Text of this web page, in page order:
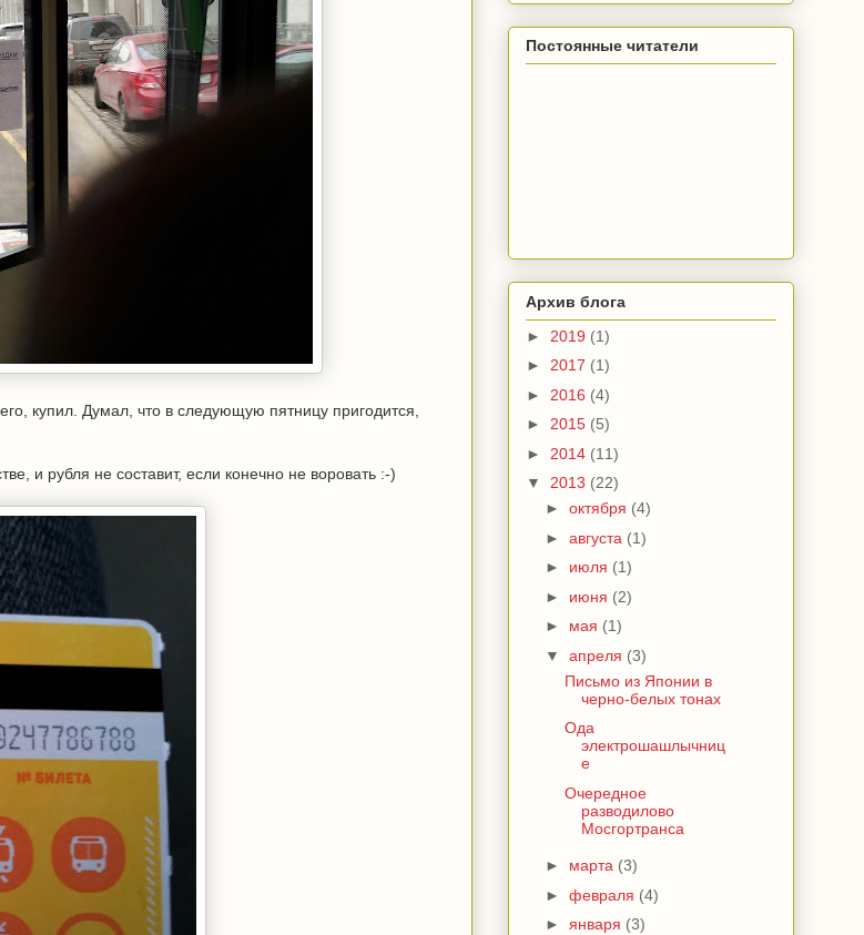
купил. Думал, что в следующую пятницу пригодится,
и рубля не составит, если конечно не воровать :-)
Постоянные читатели
Архив блога
► 2019 (1)
► 2017 (1)
► 2016 (4)
► 2015 (5)
► 2014 (11)
▼ 2013 (22)
► октября (4)
► августа (1)
► июля (1)
► июня (2)
► мая (1)
▼ апреля (3)
Письмо из Японии в
черно-белых тонах
Ода
электрошашлычниц
е
Очередное
разводилово
Мосгортранса
► марта (3)
► февраля (4)
► января (3)